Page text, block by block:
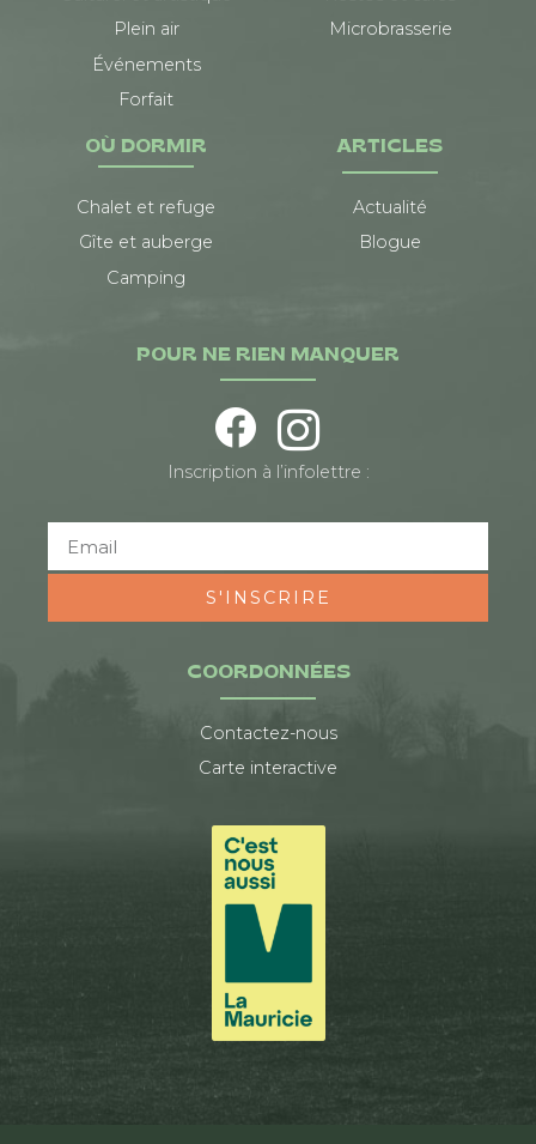
Plein air
Événements
Forfait
Microbrasserie
OÙ DORMIR
Chalet et refuge
Gîte et auberge
Camping
ARTICLES
Actualité
Blogue
COORDONNÉES
Contactez-nous
Carte interactive
POUR NE RIEN MANQUER
Inscription à l’infolettre :
S'INSCRIRE